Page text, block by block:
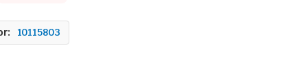
10115803